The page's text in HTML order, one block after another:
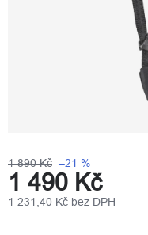
1 890 Kč –21 %
1 490 Kč
1 231,40 Kč bez DPH